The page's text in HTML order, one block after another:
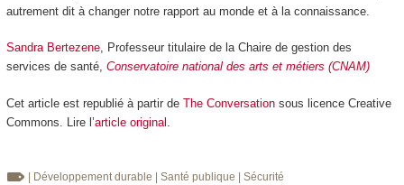
autrement dit à changer notre rapport au monde et à la connaissance.
Sandra Bertezene, Professeur titulaire de la Chaire de gestion des
services de santé, Conservatoire national des arts et métiers (CNAM)
Cet article est republié à partir de The Conversationsous licence Creative
Commons. Lire l’article original
| Développement durable | Santé publique | Sécurité